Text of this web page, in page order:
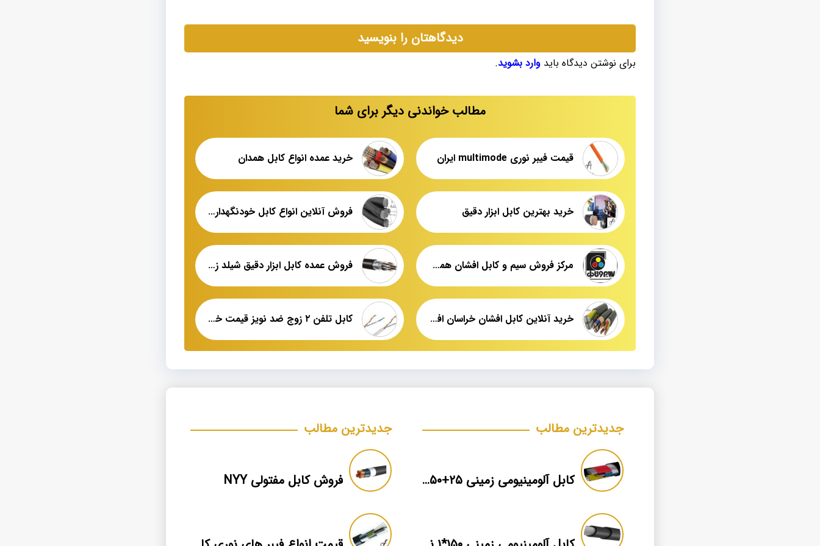
دیدگاهتان را بنویسید
برای نوشتن دیدگاه باید وارد بشوید.
مطالب خواندنی دیگر برای شما
قیمت فیبر نوری multimode ایران خرید عمده انواع کابل همدان
خرید بهترین کابل ابزار دقیق فروش آنلاین انواع کابل خودنگهدار مسین
مرکز فروش سیم و کابل افشان همدان فروش عمده کابل ابزار دقیق شیلد زوجی
خرید آنلاین کابل افشان خراسان افشارنژاد کابل تلفن ۲ زوج ضد نویز قیمت خرید عمده
جدیدترین مطالب
کابل آلومینیومی زمینی ۲۵+۵۰*۳ برند ماهان
جدیدترین مطالب
فروش کابل مفتولی NYY